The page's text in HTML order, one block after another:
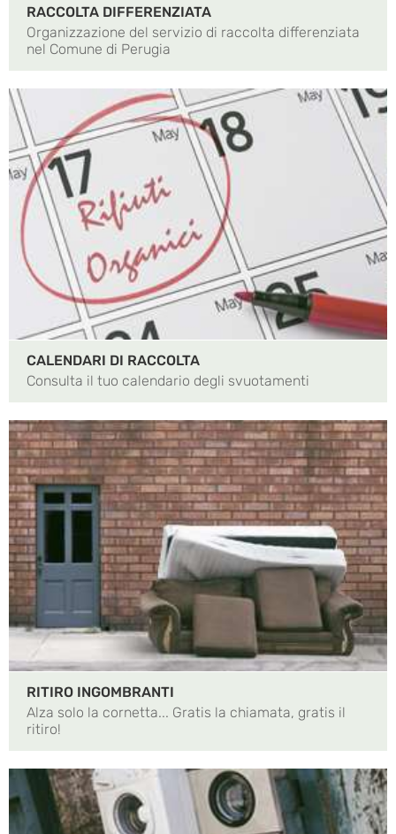
RACCOLTA DIFFERENZIATA
Organizzazione del servizio di raccolta differenziata
nel Comune di Perugia
CALENDARI DI RACCOLTA
Consulta il tuo calendario degli svuotamenti
RITIRO INGOMBRANTI
Alza solo la cornetta... Gratis la chiamata, gratis il
ritiro!